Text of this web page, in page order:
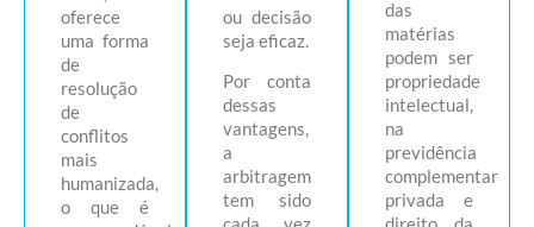
oferece
uma forma
de
resolução
de
conflitos
mais
humanizada,
o que é
ou decisão
seja eficaz.
Por conta
dessas
vantagens,
a
arbitragem
tem sido
das
matérias
podem ser
propriedade
intelectual,
na
previdência
complementar
privada e